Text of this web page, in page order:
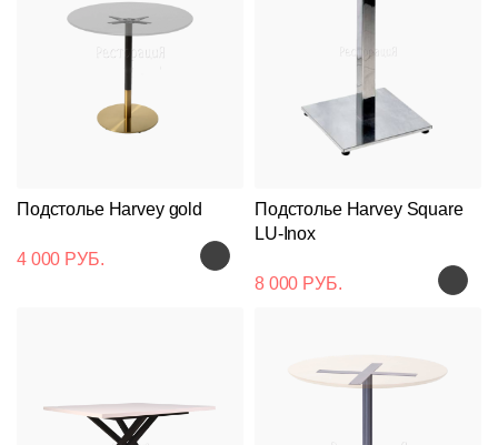
Подстолье Harvey gold
4 000 РУБ.
Подстолье Harvey Square
LU-Inox
8 000 РУБ.